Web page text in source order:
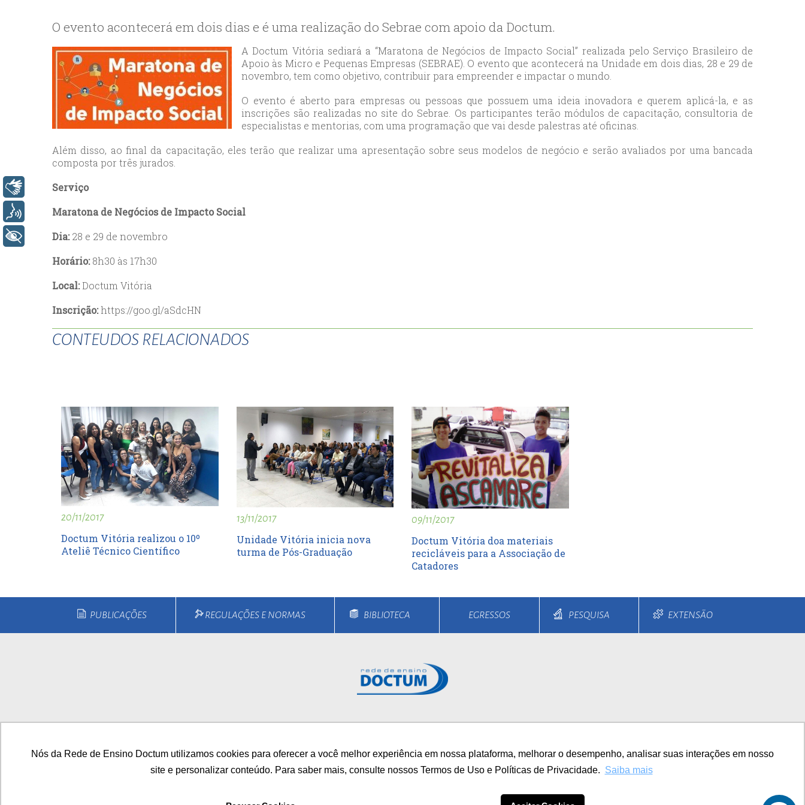
Nós da Rede de Ensino Doctum utilizamos cookies para oferecer a você melhor experiência em nossa plataforma, melhorar o desempenho, analisar suas interações em nosso
site e personalizar conteúdo. Para saber mais, consulte nossos Termos de Uso e Políticas de Privacidade. Saiba mais
avcılar
escort
bagcılar
escort
beylikduzu
escort
bahcesehir
umraniye
O evento acontecerá em dois dias e é uma realização do Sebrae com apoio da Doctum.
A Doctum Vitória sediará a “Maratona de Negócios de Impacto Social” realizada pelo Serviço Brasileiro de
Apoio às Micro e Pequenas Empresas (SEBRAE). O evento que acontecerá na Unidade em dois dias, 28 e 29 de
novembro, tem como objetivo, contribuir para empreender e impactar o mundo.
O evento é aberto para empresas ou pessoas que possuem uma ideia inovadora e querem aplicá-la, e as
inscrições são realizadas no site do Sebrae. Os participantes terão módulos de capacitação, consultoria de
especialistas e mentorias, com uma programação que vai desde palestras até oficinas.
Além disso, ao final da capacitação, eles terão que realizar uma apresentação sobre seus modelos de negócio e serão avaliados por uma bancada
composta por três jurados.
Serviço
Maratona de Negócios de Impacto Social
Dia:28 e 29 de novembro
Horário:8h30 às 17h30
Local:Doctum Vitória
Inscrição:https://goo.gl/aSdcHN
CONTEUDOS RELACIONADOS
20/11/2017
Doctum Vitória realizou o 10º
Ateliê Técnico Científico
13/11/2017
Unidade Vitória inicia nova
turma de Pós-Graduação
09/11/2017
Doctum Vitória doa materiais
recicláveis para a Associação de
Catadores
PUBLICAÇÕES REGULAÇÕES E NORMAS BIBLIOTECA EGRESSOS PESQUISA EXTENSÃO
Home Quem Somos Cursos Unidades Notícias Vestibular Bolsas e Parcelamentos Diferenciais
AUTOAVALIAÇÃO INSTITUCIONAL
Libras
+ Acessibilidade